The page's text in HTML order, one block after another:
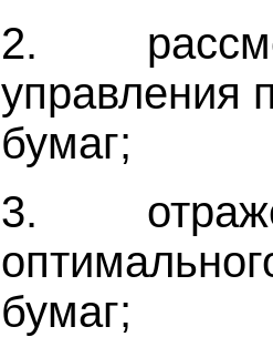
2.
управления
бумаг;
3.
бумаг;